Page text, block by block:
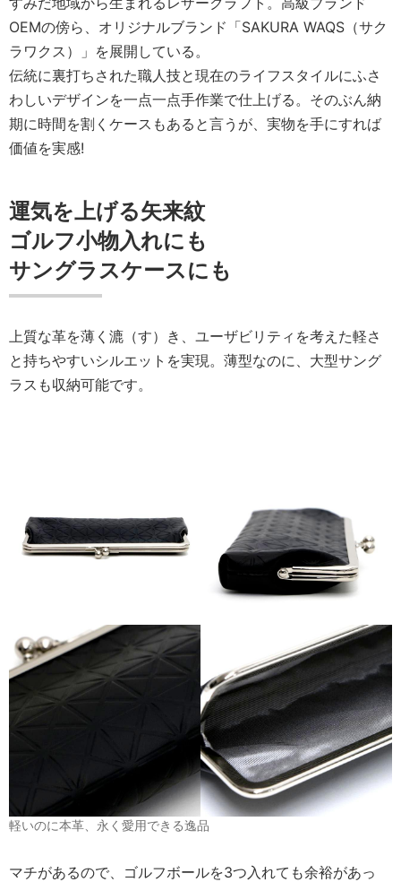
OEMの傍ら、オリジナルブランド「SAKURA WAQS（サク
ラワクス）」を展開している。
伝統に裏打ちされた職人技と現在のライフスタイルにふさ
わしいデザインを一点一点手作業で仕上げる。そのぶん納
期に時間を割くケースもあると言うが、実物を手にすれば
価値を実感!
運気を上げる矢来紋
ゴルフ小物入れにも
サングラスケースにも
上質な革を薄く漉（す）き、ユーザビリティを考えた軽さ
と持ちやすいシルエットを実現。薄型なのに、大型サング
ラスも収納可能です。
軽いのに本革、永く愛用できる逸品
マチがあるので、ゴルフボールを3つ入れても余裕があっ